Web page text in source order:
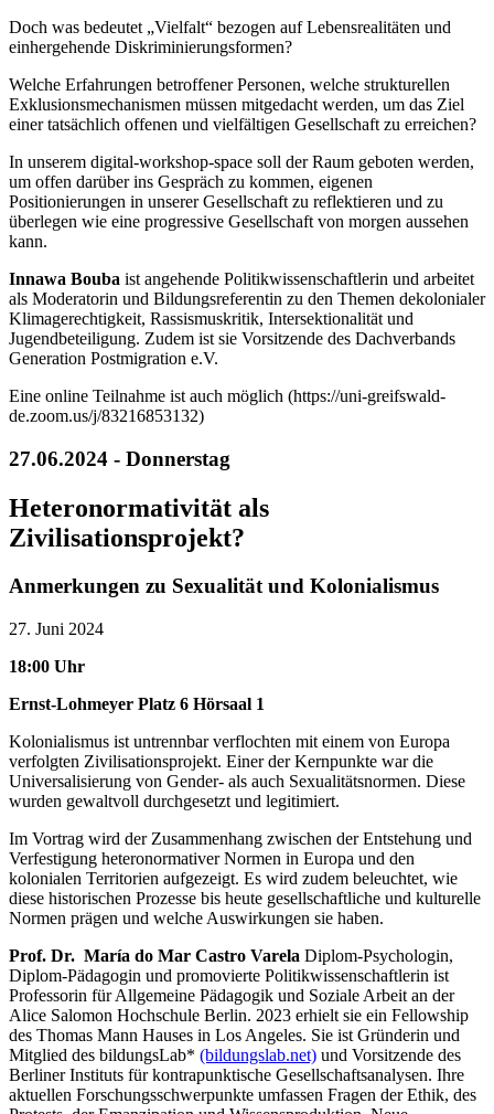
Doch was bedeutet „Vielfalt“ bezogen auf Lebensrealitäten und
einhergehende Diskriminierungsformen?
Welche Erfahrungen betroffener Personen, welche strukturellen
Exklusionsmechanismen müssen mitgedacht werden, um das Ziel
einer tatsächlich offenen und vielfältigen Gesellschaft zu erreichen?
In unserem digital-workshop-space soll der Raum geboten werden,
um offen darüber ins Gespräch zu kommen, eigenen
Positionierungen in unserer Gesellschaft zu reflektieren und zu
überlegen wie eine progressive Gesellschaft von morgen aussehen
kann.
Innawa Bouba ist angehende Politikwissenschaftlerin und arbeitet
als Moderatorin und Bildungsreferentin zu den Themen dekolonialer
Klimagerechtigkeit, Rassismuskritik, Intersektionalität und
Jugendbeteiligung. Zudem ist sie Vorsitzende des Dachverbands
Generation Postmigration e.V.
Eine online Teilnahme ist auch möglich (https://uni-greifswald-
de.zoom.us/j/83216853132)
27.06.2024 - Donnerstag
Heteronormativität als
Zivilisationsprojekt?
Anmerkungen zu Sexualität und Kolonialismus
27. Juni 2024
18:00 Uhr
Ernst-Lohmeyer Platz 6 Hörsaal 1
Kolonialismus ist untrennbar verflochten mit einem von Europa
verfolgten Zivilisationsprojekt. Einer der Kernpunkte war die
Universalisierung von Gender- als auch Sexualitätsnormen. Diese
wurden gewaltvoll durchgesetzt und legitimiert.
Im Vortrag wird der Zusammenhang zwischen der Entstehung und
Verfestigung heteronormativer Normen in Europa und den
kolonialen Territorien aufgezeigt. Es wird zudem beleuchtet, wie
diese historischen Prozesse bis heute gesellschaftliche und kulturelle
Normen prägen und welche Auswirkungen sie haben.
Prof. Dr. María do Mar Castro Varela Diplom-Psychologin,
Diplom-Pädagogin und promovierte Politikwissenschaftlerin ist
Professorin für Allgemeine Pädagogik und Soziale Arbeit an der
Alice Salomon Hochschule Berlin. 2023 erhielt sie ein Fellowship
des Thomas Mann Hauses in Los Angeles. Sie ist Gründerin und
Mitglied des bildungsLab* (bildungslab.net) und Vorsitzende des
Berliner Instituts für kontrapunktische Gesellschaftsanalysen. Ihre
aktuellen Forschungsschwerpunkte umfassen Fragen der Ethik, des